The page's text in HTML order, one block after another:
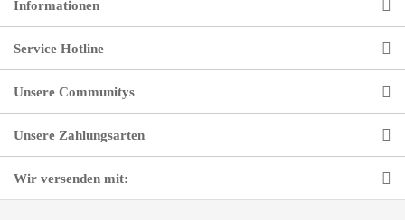
Informationen
Service Hotline
Unsere Communitys
Unsere Zahlungsarten
Wir versenden mit: